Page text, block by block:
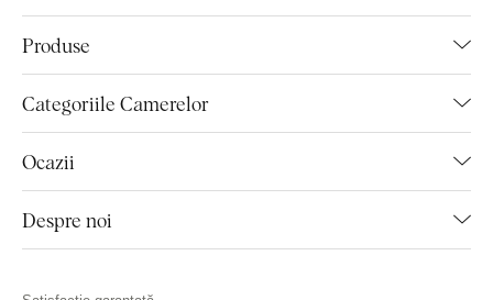
Produse
Categoriile Camerelor
Ocazii
Despre noi